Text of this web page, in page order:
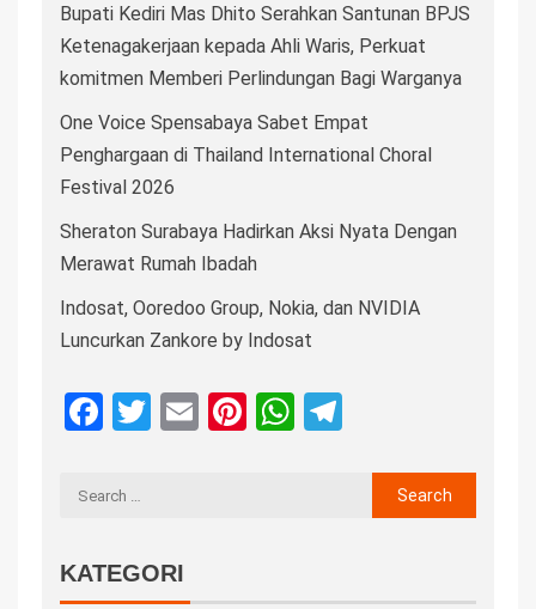
Bupati Kediri Mas Dhito Serahkan Santunan BPJS
Ketenagakerjaan kepada Ahli Waris, Perkuat
komitmen Memberi Perlindungan Bagi Warganya
One Voice Spensabaya Sabet Empat
Penghargaan di Thailand International Choral
Festival 2026
Sheraton Surabaya Hadirkan Aksi Nyata Dengan
Merawat Rumah Ibadah
Indosat, Ooredoo Group, Nokia, dan NVIDIA
Luncurkan Zankore by Indosat
Facebook
Twitter
EmailPinterest
WhatsApp
KATEGORI